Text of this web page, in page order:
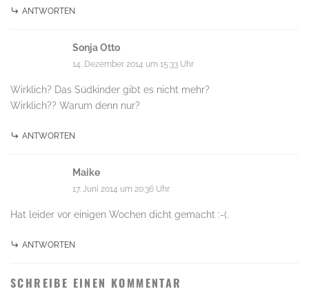
ANTWORTEN
Sonja Otto
14. Dezember 2014 um 15:33 Uhr
Wirklich? Das Südkinder gibt es nicht mehr?
Wirklich?? Warum denn nur?
ANTWORTEN
Maike
17. Juni 2014 um 20:36 Uhr
Hat leider vor einigen Wochen dicht gemacht :-(.
ANTWORTEN
SCHREIBE EINEN KOMMENTAR